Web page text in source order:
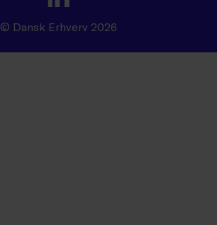
© Dansk Erhverv 2026